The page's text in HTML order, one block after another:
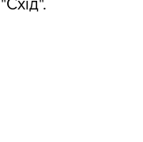
"Схід".